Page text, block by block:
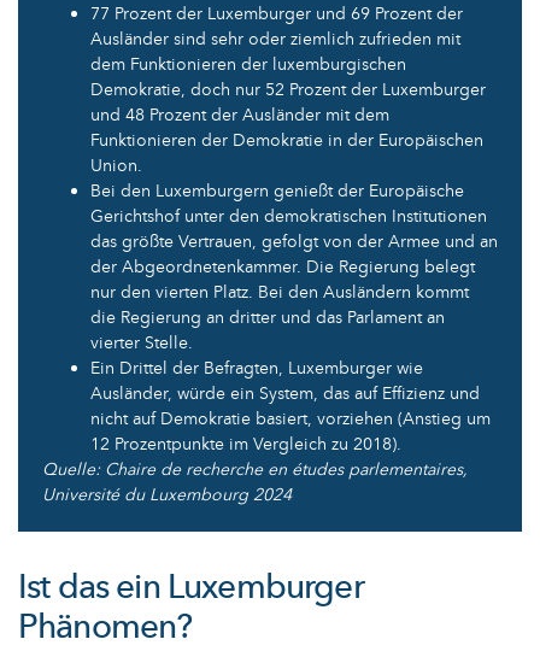
77 Prozent der Luxemburger und 69 Prozent der
Ausländer sind sehr oder ziemlich zufrieden mit
dem Funktionieren der luxemburgischen
Demokratie, doch nur 52 Prozent der Luxemburger
und 48 Prozent der Ausländer mit dem
Funktionieren der Demokratie in der Europäischen
Union.
Bei den Luxemburgern genießt der Europäische
Gerichtshof unter den demokratischen Institutionen
das größte Vertrauen, gefolgt von der Armee und an
der Abgeordnetenkammer. Die Regierung belegt
nur den vierten Platz. Bei den Ausländern kommt
die Regierung an dritter und das Parlament an
vierter Stelle.
Ein Drittel der Befragten, Luxemburger wie
Ausländer, würde ein System, das auf Effizienz und
nicht auf Demokratie basiert, vorziehen (Anstieg um
12 Prozentpunkte im Vergleich zu 2018).
Quelle: Chaire de recherche en études parlementaires,
Université du Luxembourg 2024
Ist das ein Luxemburger
Phänomen?